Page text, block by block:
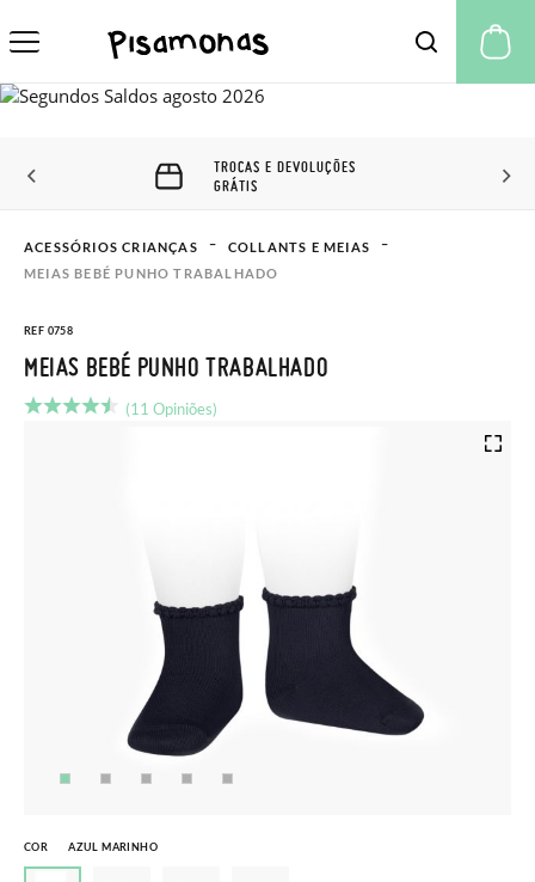
TROCAS E DEVOLUÇÕES
GRÁTIS
ACESSÓRIOS CRIANÇAS
COLLANTS E MEIAS
MEIAS BEBÉ PUNHO TRABALHADO
REF 0758
MEIAS BEBÉ PUNHO TRABALHADO
(11 Opiniões)
COR AZUL MARINHO